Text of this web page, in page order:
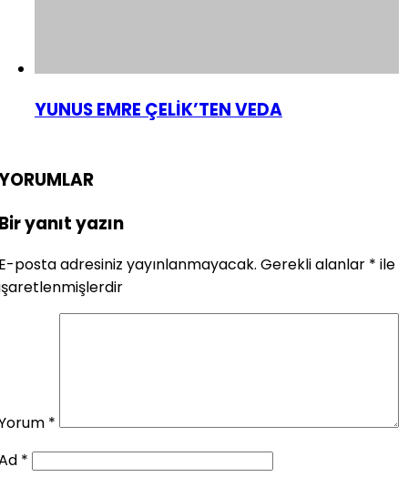
YUNUS EMRE ÇELİK’TEN VEDA
yanıt yazın
posta adresiniz yayınlanmayacak. Gerekli alanlar * ile
*
*